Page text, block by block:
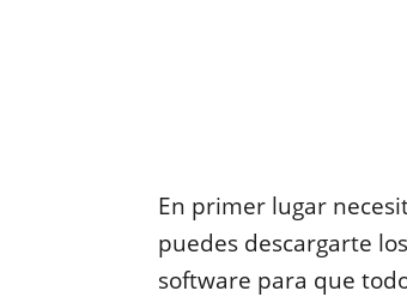
En primer lugar
puedes descargarte
software para que